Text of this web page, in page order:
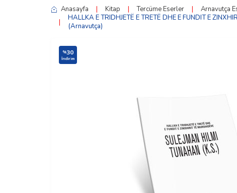
Anasayfa | Kitap | Tercüme Eserler |
Arnavutça
|
HALLKA E TRIDHJETË E TRETË DHE E FUNDIT E
(Arnavutça)
%30
İndirim